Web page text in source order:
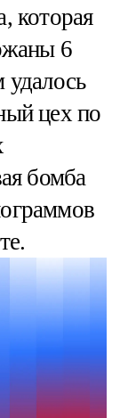
которая
6
удалось
цех по
бомба